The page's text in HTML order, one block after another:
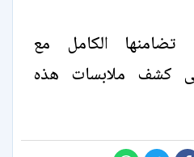
الكامل مع
كشف ملابسات هذه